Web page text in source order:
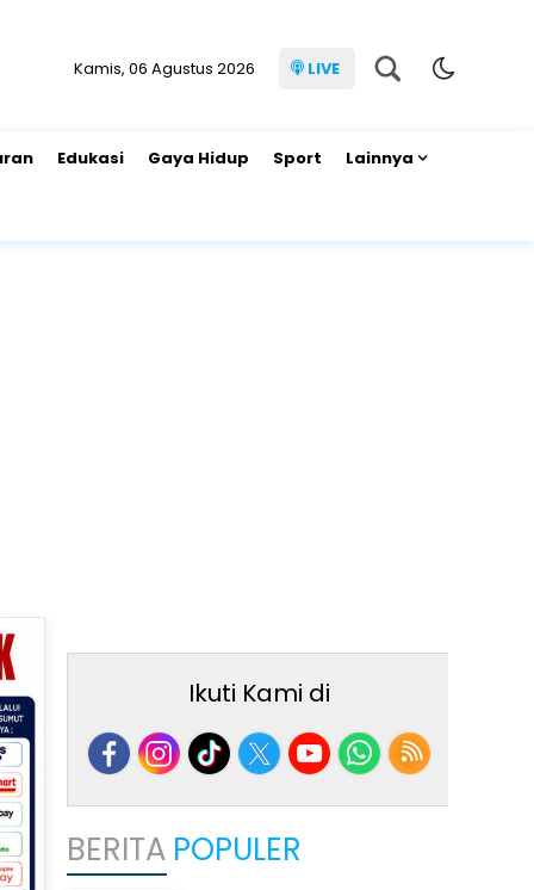
Kamis, 06 Agustus 2026 LIVE
Edukasi Gaya Hidup Sport Lainnya
Ikuti Kami di
BERITA POPULER